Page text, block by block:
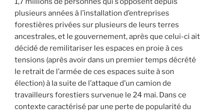
plusieurs années à l’installation d’entreprises
forestières privées sur plusieurs de leurs terres
ancestrales, et le gouvernement, après que celui-ci ait
décidé de remilitariser les espaces en proie à ces
tensions (après avoir dans un premier temps décrété
le retrait de l’armée de ces espaces suite à son
élection) à la suite de l’attaque d’un camion de
travailleurs forestiers survenue le 24 mai. Dans ce
contexte caractérisé par une perte de popularité du